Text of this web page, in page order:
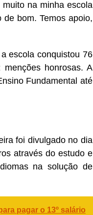
na minha escola
bom. Temos apoio,
escola conquistou 76
honrosas. A
Fundamental até
foi divulgado no dia
através do estudo e
na solução de
pagar o 13º salário